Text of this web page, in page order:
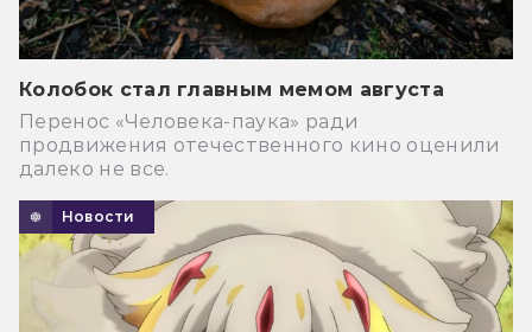
Колобок стал главным мемом августа
Перенос «Человека-паука» ради
продвижения отечественного кино оценили
далеко не все.
Новости